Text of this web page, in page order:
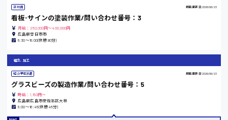
熊本県
東京都
島根県
時給1200円〜
正社員 掲載更新日 2026/06/23
看板･サインの塗装作業/問い合わせ番号：3
月給：250,000円～400,000円
広島県廿日市市
8:30～18:00(休憩90分)
組立、加工
紹介予定派遣 掲載更新日 2026/06/23
グラスビーズの製造作業/問い合わせ番号：5
時給：1,150円～
広島県広島市安佐北区大林
8:00〜16:45(休憩45分)